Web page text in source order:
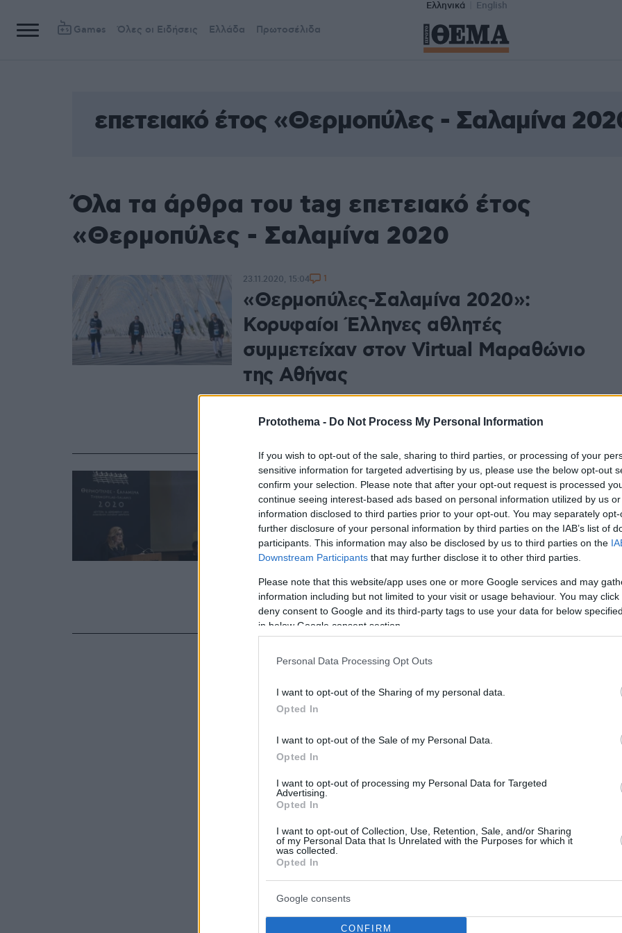
Protothema - Do Not Process My Personal Information
If you wish to opt-out of the sale, sharing to third parties, or processing of your
sensitive information for targeted advertising by us, please use the below opt-out
confirm your selection. Please note that after your opt-out request is processed
continue seeing interest-based ads based on personal information utilized by us
information disclosed to third parties prior to your opt-out. You may separately
further disclosure of your personal information by third parties on the IAB’s list of
participants. This information may also be disclosed by us to third parties on the
Downstream Participants that may further disclose it to other third parties.
Please note that this website/app uses one or more Google services and may
information including but not limited to your visit or usage behaviour. You may
deny consent to Google and its third-party tags to use your data for below
in below Google consent section.
Personal Data Processing Opt Outs
I want to opt-out of the Sharing of my personal data.
Opted In
I want to opt-out of the Sale of my Personal Data.
Opted In
I want to opt-out of processing my Personal Data for Targeted
Advertising.
Opted In
I want to opt-out of Collection, Use, Retention, Sale, and/or Sharing
of my Personal Data that Is Unrelated with the Purposes for which it
was collected.
Opted In
Google consents
CONFIRM
Ελληνικά English
Games Όλες οι Ειδήσεις Ελλάδα Πρωτοσέλιδα
επετειακό έτος «Θερμοπύλες - Σαλαμίνα
Όλα τα άρθρα του tag επετειακό έτος
«Θερμοπύλες - Σαλαμίνα 2020
«Θερμοπύλες-Σαλαμίνα 2020»:
Κορυφαίοι Έλληνες αθλητές
συμμετείχαν στον Virtual Μαραθώνιο
της Αθήνας
Μετά από πρόσκληση της Προέδρου του Επετειακού Έτους
«Θερμοπύλες-Σαλαμίνα 2020», Μαριάννας Β. Βαρδινογιάννη, σε
23.11.2020, 15:04 1
Μαριάννα Βαρδινογιάννη: «Τιμάμε
τους προγόνους μας, αλλά τώρα
προτεραιότητα έχουν οι σύγχρονοι
«Οι νίκες μετριούνται σε ασθενείς που γίνονται καλά»
υποργραμμίζει με νόημα
01.04.2020, 20:42